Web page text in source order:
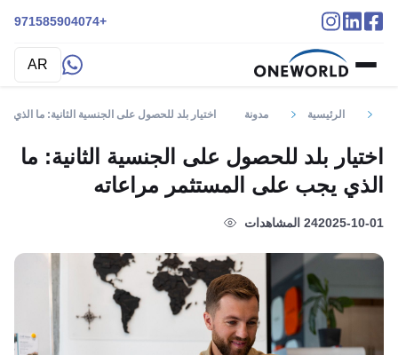
+971585904074
AR
الرئيسية مدونة اختيار بلد للحصول على الجنسية الثانية: ما
اختيار بلد للحصول على الجنسية الثانية: ما
الذي يجب على المستثمر مراعاته
2025-10-0124 المشاهدات